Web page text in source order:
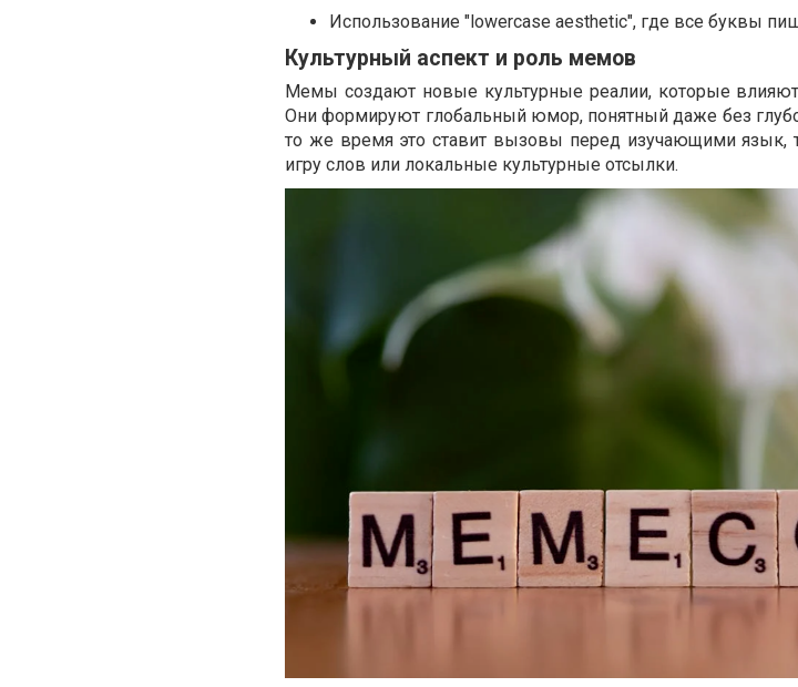
Использование "lowercase aesthetic", где все буквы
Культурный аспект и роль мемов
Мемы создают новые культурные реалии, которые
Они формируют глобальный юмор, понятный даже без
то же время это ставит вызовы перед изучающими язык,
игру слов или локальные культурные отсылки.